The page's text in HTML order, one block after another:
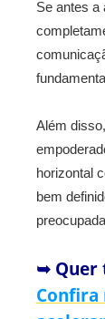
Se antes a
Além
horizontal
bem
➥ Quer
Confira